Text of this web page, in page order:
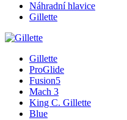
Náhradní hlavice
Gillette
Gillette
ProGlide
Fusion5
Mach 3
King C. Gillette
Blue